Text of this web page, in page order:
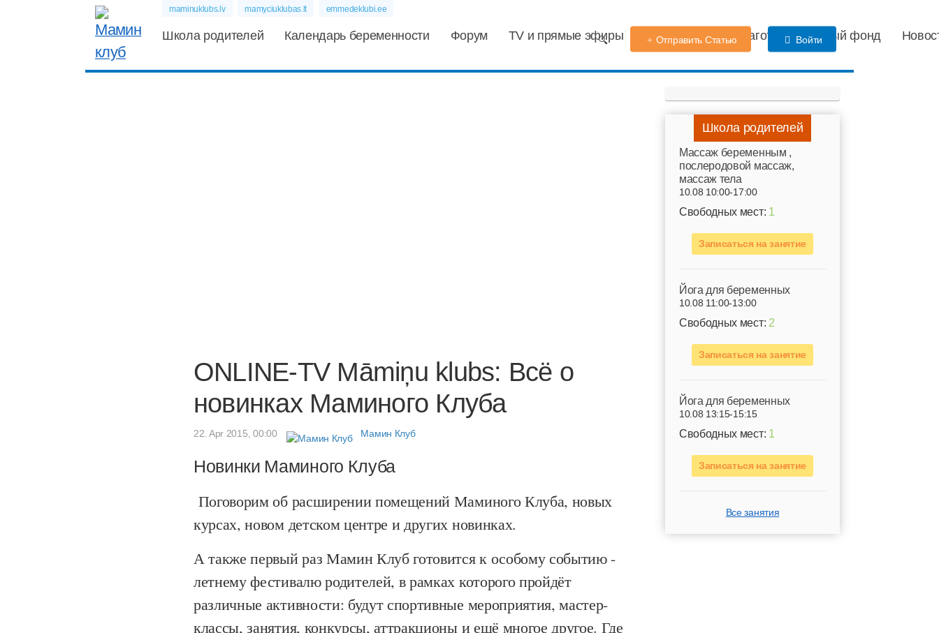
maminuklubs.lv mamyciuklubas.lt emmedeklubi.ee
Школа родителей Календарь беременности Форум TV и прямые эфиры Детский сад Благотворительный фонд
Отправить Статью Войти
ONLINE-TV Māmiņu klubs: Всё о
новинках Маминого Клуба
22. Apr 2015, 00:00 Мамин Клуб
Новинки Маминого Клуба
Поговорим об расширении помещений Маминого Клуба, новых
курсах, новом детском центре и других новинках.
А также первый раз Мамин Клуб готовится к особому событию -
летнему фестивалю родителей, в рамках которого пройдёт
различные активности: будут спортивные мероприятия, мастер-
классы, занятия, конкурсы, аттракционы и ещё многое другое. Где
Школа родителей
Mассаж беременным ,
послеродовой массаж,
массаж тела
10.08 10:00-17:00
Свободных мест: 1
Записаться на занятие
Йога для беременных
10.08 11:00-13:00
Свободных мест: 2
Записаться на занятие
Йога для беременных
10.08 13:15-15:15
Свободных мест: 1
Записаться на занятие
Все занятия